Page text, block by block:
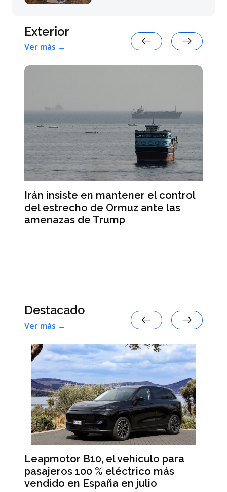
Exterior
Ver más →
Irán insiste en mantener el control
del estrecho de Ormuz ante las
amenazas de Trump
Destacado
Ver más →
Leapmotor B10, el vehículo para
pasajeros 100 % eléctrico más
vendido en España en julio